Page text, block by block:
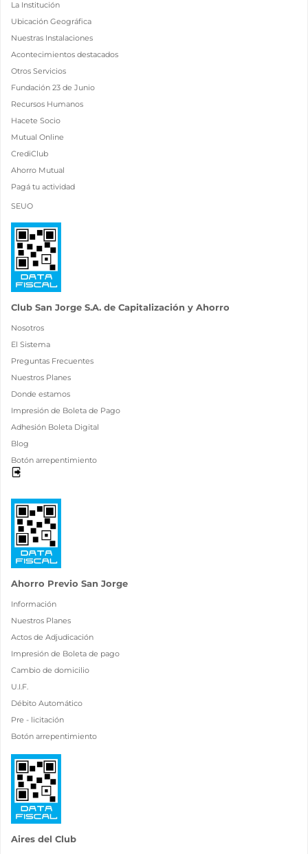
La Institución
Ubicación Geográfica
Nuestras Instalaciones
Acontecimientos destacados
Otros Servicios
Fundación 23 de Junio
Recursos Humanos
Hacete Socio
Mutual Online
CrediClub
Ahorro Mutual
Pagá tu actividad
SEUO
Club San Jorge S.A. de Capitalización y Ahorro
Nosotros
El Sistema
Preguntas Frecuentes
Nuestros Planes
Donde estamos
Impresión de Boleta de Pago
Adhesión Boleta Digital
Blog
Botón arrepentimiento
Ahorro Previo San Jorge
Información
Nuestros Planes
Actos de Adjudicación
Impresión de Boleta de pago
Cambio de domicilio
U.I.F.
Débito Automático
Pre - licitación
Botón arrepentimiento
Aires del Club